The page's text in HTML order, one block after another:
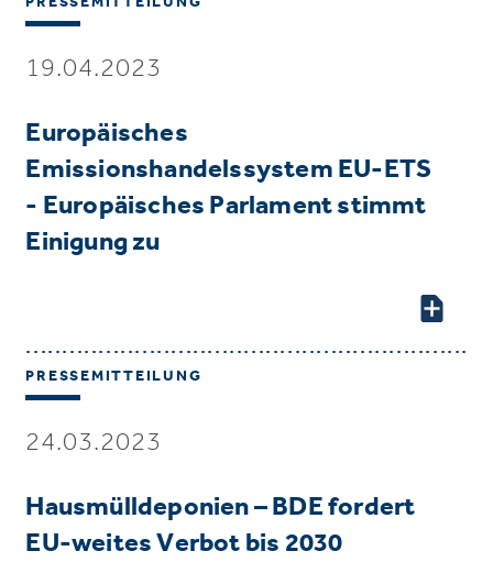
19.04.2023
Europäisches
Emissionshandelssystem EU-ETS
- Europäisches Parlament stimmt
Einigung zu
PRESSEMITTEILUNG
24.03.2023
Hausmülldeponien – BDE fordert
EU-weites Verbot bis 2030